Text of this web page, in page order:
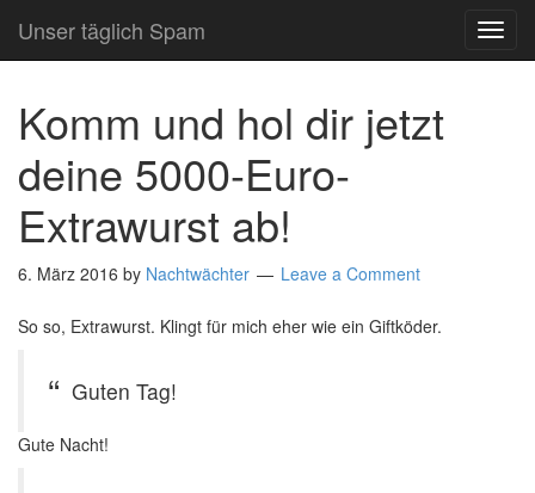
Unser täglich Spam
Komm und hol dir jetzt
deine 5000-Euro-
Extrawurst ab!
6. März 2016 by Nachtwächter Leave a Comment
So so, Extrawurst. Klingt für mich eher wie ein Giftköder.
Guten Tag!
Gute Nacht!